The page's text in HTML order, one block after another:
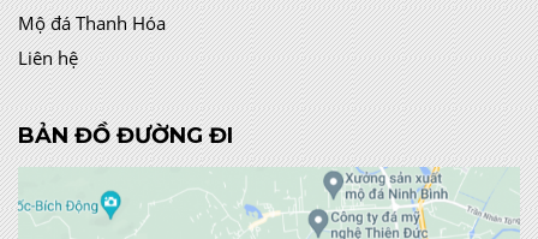
Mộ đá Thanh Hóa
Liên hệ
BẢN ĐỒ ĐƯỜNG ĐI